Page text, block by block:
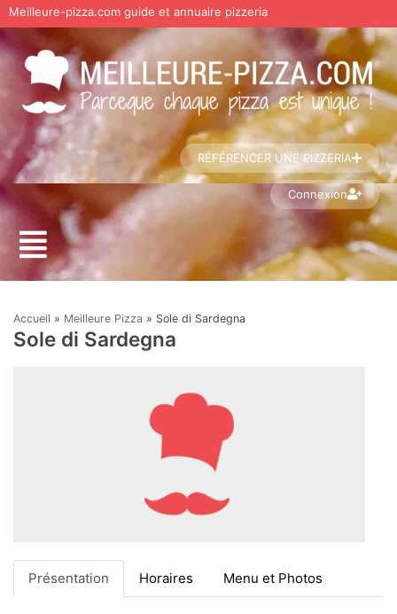
Aller
au
contenu
Meilleure-pizza.com guide et annuaire pizzeria
RÉFÉRENCER UNE PIZZERIA
Connexion
Accueil » Meilleure Pizza » Sole di Sardegna
Sole di Sardegna
Présentation Horaires Menu et Photos